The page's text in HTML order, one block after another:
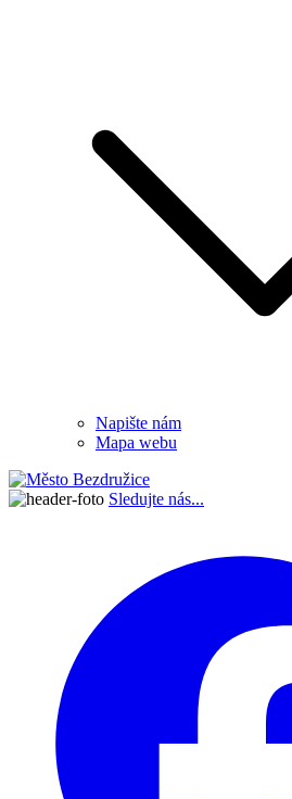
Napište nám
Mapa webu
Sledujte nás...